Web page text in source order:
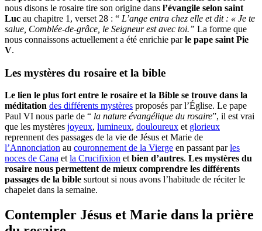
nous disons le rosaire tire son origine dans l’évangile selon saint
Luc au chapitre 1, verset 28 : “ L’ange entra chez elle et dit : « Je te
salue, Comblée-de-grâce, le Seigneur est avec toi.” La forme que
nous connaissons actuellement a été enrichie parle pape saint Pie
V.
Les mystères du rosaire et la bible
Le lien le plus fort entre le rosaire et la Bible se trouve dans la
méditation des différents mystères proposés par l’Église. Le pape
Paul VI nous parle de “ la nature évangélique du rosaire”, il est vrai
que les mystères joyeux, lumineux, douloureux et glorieux
reprennent des passages de la vie de Jésus et Marie de
l’Annonciation au couronnement de la Vierge en passant parles
noces de Cana etla Crucifixion etbien d’autres. Les mystères du
rosaire nous permettent de mieux comprendre les différents
passages de la bible surtout si nous avons l’habitude de réciter le
chapelet dans la semaine.
Contempler Jésus et Marie dans la prière